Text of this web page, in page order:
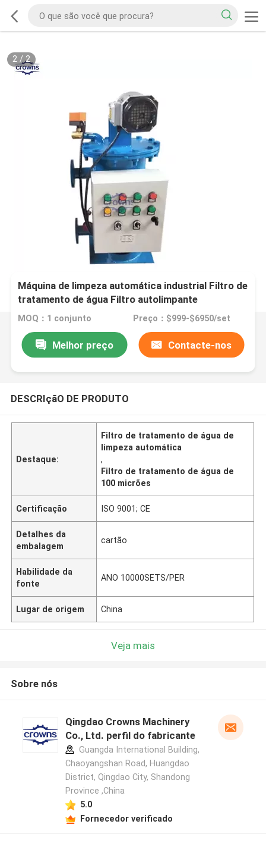
2/2
Máquina de limpeza automática industrial Filtro de
tratamento de água Filtro autolimpante
MOQ：1 conjunto Preço：$999-$6950/set
Melhor preço Contacte-nos
DESCRIçãO DE PRODUTO
Destaque:
Filtro de tratamento de água de
limpeza automática
,
Filtro de tratamento de água de
100 micrões
Certificação ISO 9001; CE
Detalhes da
embalagem
cartão
Habilidade da
fonte
ANO 10000SETS/PER
Lugar de origem China
Veja mais
Sobre nós
Qingdao Crowns Machinery
Co., Ltd. perfil do fabricante
Guangda International Building,
Chaoyangshan Road, Huangdao
District, Qingdao City, Shandong
Province ,China
5.0
Fornecedor verificado